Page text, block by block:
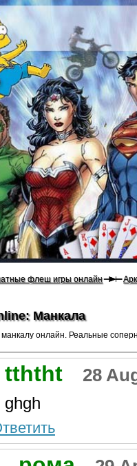
флеш игры онлайн
Манкала
манкалу онлайн. Реальные
tththt 28
ghgh